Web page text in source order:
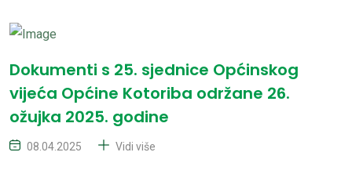
Dokumenti s 25. sjednice Općinskog
vijeća Općine Kotoriba održane 26.
ožujka 2025. godine
08.04.2025 Vidi više